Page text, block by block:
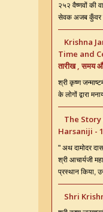
२५२ वैष्णवों की
सेवक अजब कुँवर
Krishna
Time and
तारीख , समय
श्री कृष्ण
के लोगों द्वारा
The
Harsaniji - 1
" अथ दामोदर
श्री आचार्यजी
प्रस्थान किया,
Shri